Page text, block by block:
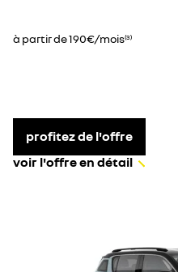
à partir de 190€/mois(3)
profitez de l'offre
voir l'offre en détail